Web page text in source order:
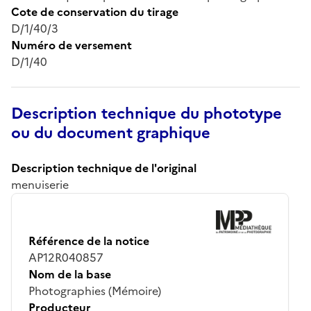
Cote de conservation du tirage
D/1/40/3
Numéro de versement
D/1/40
Description technique du phototype
ou du document graphique
Description technique de l'original
menuiserie
Référence de la notice
AP12R040857
Nom de la base
Photographies (Mémoire)
Producteur